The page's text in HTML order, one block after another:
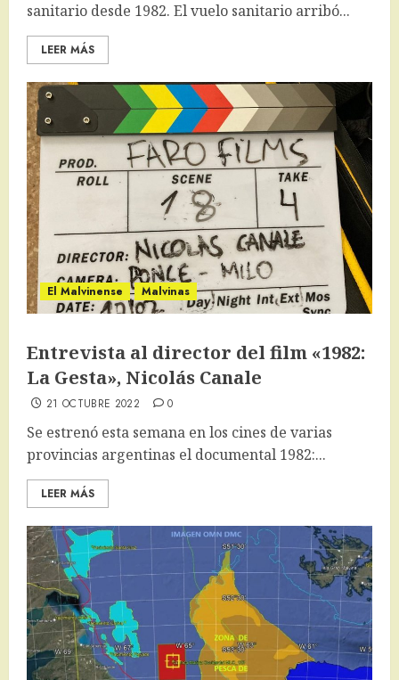
sanitario desde 1982. El vuelo sanitario arribó...
LEER MÁS
El Malvinense Malvinas
Entrevista al director del film «1982:
La Gesta», Nicolás Canale
21 OCTUBRE 2022 0
Se estrenó esta semana en los cines de varias
provincias argentinas el documental 1982:...
LEER MÁS